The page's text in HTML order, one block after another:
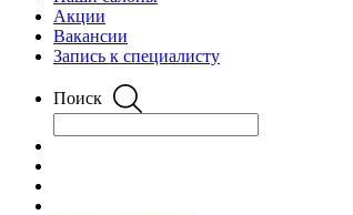
Акции
Вакансии
Запись к специалисту
Поиск